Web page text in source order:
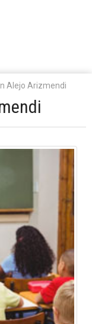
Alejo Arizmendi